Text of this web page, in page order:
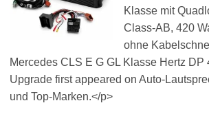
Klasse mit
Class-AB, 420
ohne
Mercedes CLS E G GL Klasse Hertz DP
Upgrade first appeared on Auto-
und Top-Marken.</p>